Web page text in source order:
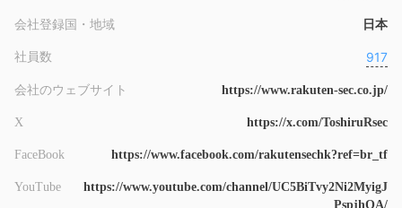
会社登録国・地域 日本
社員数 917
会社のウェブサイト https://www.rakuten-sec.co.jp/
X https://x.com/ToshiruRsec
FaceBook https://www.facebook.com/rakutensechk?ref=br_tf
YouTube
https://www.youtube.com/channel/UC5BiTvy2Ni2MyigJ
PspjhOA/